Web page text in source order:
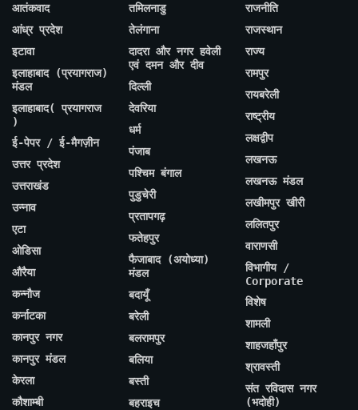
आतंकवाद
आंध्र प्रदेश
इटावा
इलाहाबाद (प्रयागराज)
मंडल
इलाहाबाद( प्रयागराज
)
ई-पेपर / ई-मैगज़ीन
उत्तर प्रदेश
उत्तराखंड
उन्नाव
एटा
ओडिसा
औरैया
कन्नौज
कर्नाटका
कानपुर नगर
कानपुर मंडल
केरला
कौशाम्बी
तमिलनाडु
तेलंगाना
दादरा और नगर हवेली
एवं दमन और दीव
दिल्ली
देवरिया
धर्म
पंजाब
पश्चिम बंगाल
पुडुचेरी
प्रतापगढ़
फतेहपुर
फैजाबाद (अयोध्या)
मंडल
बदायूँ
बरेली
बलरामपुर
बलिया
बस्ती
बहराइच
राजनीति
राजस्थान
राज्य
रामपुर
रायबरेली
राष्ट्रीय
लक्षद्वीप
लखनऊ
लखनऊ मंडल
लखीमपुर खीरी
ललितपुर
वाराणसी
विभागीय /
Corporate
विशेष
शामली
शाहजहाँपुर
श्रावस्ती
संत रविदास नगर
(भदोही)